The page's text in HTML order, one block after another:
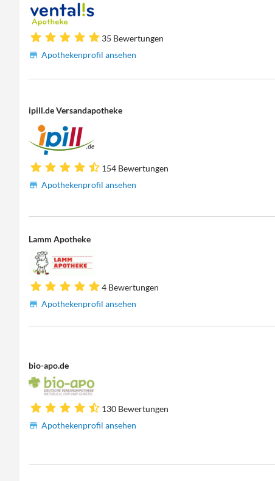
35 Bewertungen
Apothekenprofil ansehen
ipill.de Versandapotheke
154 Bewertungen
Apothekenprofil ansehen
Lamm Apotheke
4 Bewertungen
Apothekenprofil ansehen
bio-apo.de
130 Bewertungen
Apothekenprofil ansehen